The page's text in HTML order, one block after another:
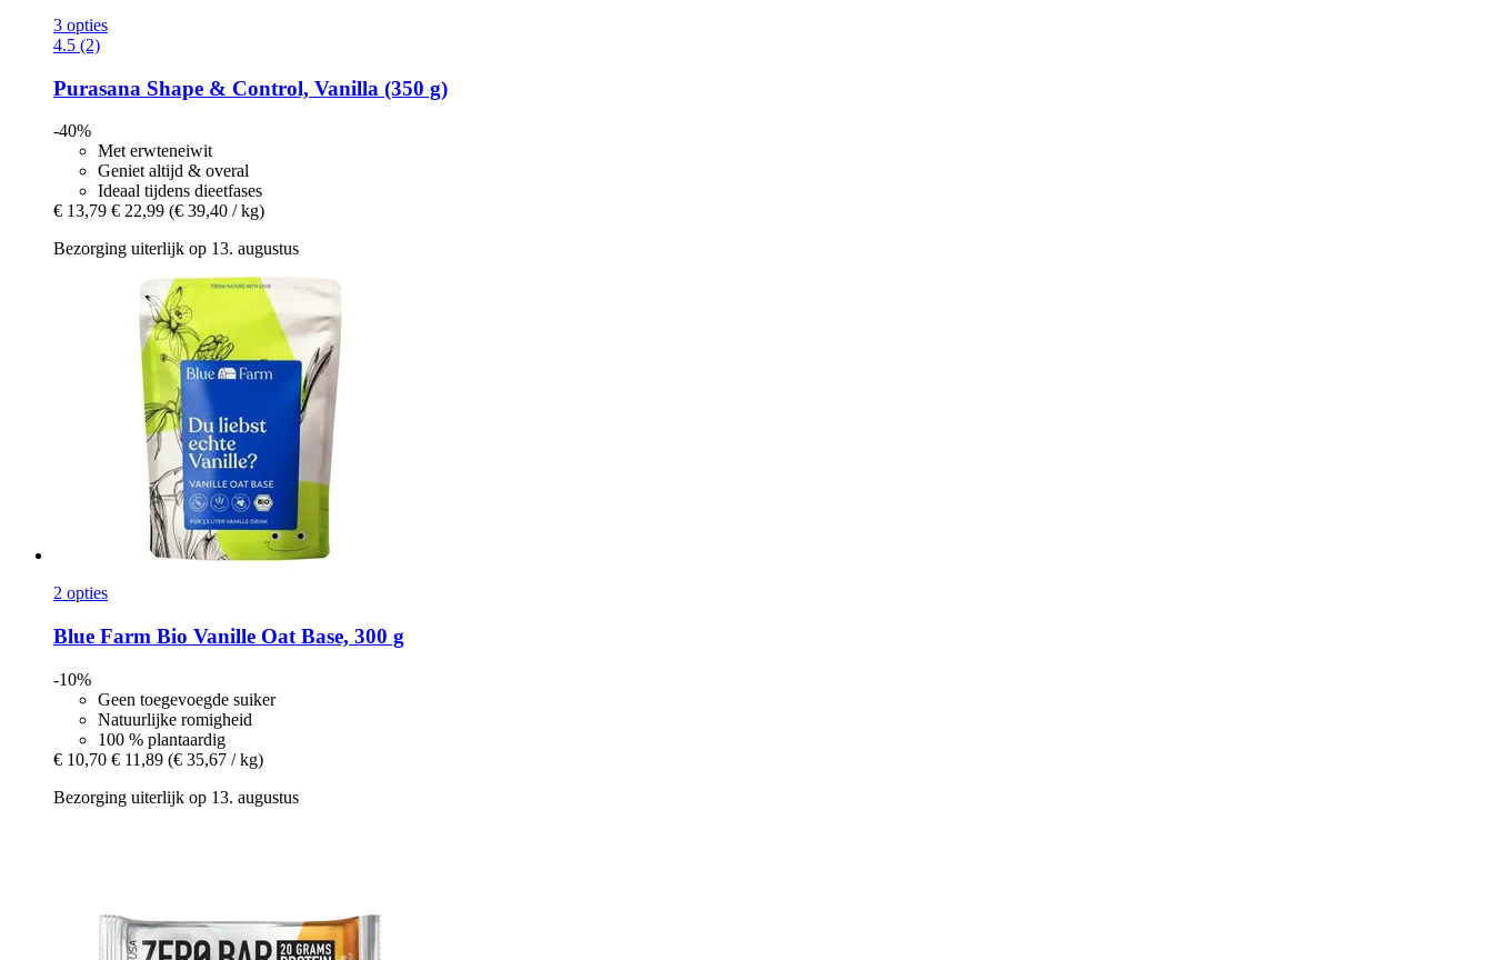
3 opties
4.5 (2)
Purasana Shape & Control, Vanilla (350 g)
-40%
Met erwteneiwit
Geniet altijd & overal
Ideaal tijdens dieetfases
€ 13,79 € 22,99 (€ 39,40 / kg)
Bezorging uiterlijk op 13. augustus
2 opties
Blue Farm Bio Vanille Oat Base, 300 g
-10%
Geen toegevoegde suiker
Natuurlijke romigheid
100 % plantaardig
€ 10,70 € 11,89 (€ 35,67 / kg)
Bezorging uiterlijk op 13. augustus